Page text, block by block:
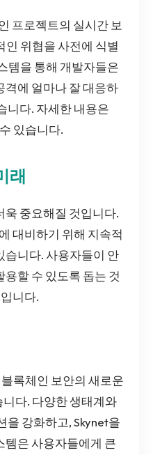
프로젝트의 실시간 보
인 위협을 사전에 식별
템을 통해 개발자들은
격에 얼마나 잘 대응하
니다. 자세한 내용은
있습니다.
래
욱 중요해질 것입니다.
대비하기 위해 지속적
습니다. 사용자들이 안
할 수 있도록 돕는 것
니다.
록체인 보안의 새로운
다. 다양한 생태계와
을 강화하고, Skynet을
템은 사용자들에게 큰